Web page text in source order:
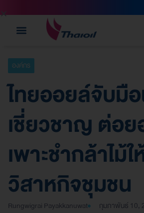
องค์กร
ไทยออยล์จับมื
เชี่ยวชาญ ต่อ
เพาะชำกล้าไม้
วิสาหกิจชุมชน
Rungwigrai Payakkanuwat กุมภาพันธ์ 10,